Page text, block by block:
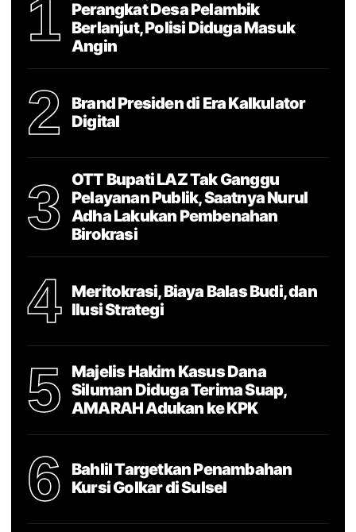
1
Perangkat Desa Pelambik
Berlanjut, Polisi Diduga Masuk
Angin
2
Brand Presiden di Era Kalkulator
Digital
3
OTT Bupati LAZ Tak Ganggu
Pelayanan Publik, Saatnya Nurul
Adha Lakukan Pembenahan
Birokrasi
4
Meritokrasi, Biaya Balas Budi, dan
Ilusi Strategi
5
Majelis Hakim Kasus Dana
Siluman Diduga Terima Suap,
AMARAH Adukan ke KPK
6
Bahlil Targetkan Penambahan
Kursi Golkar di Sulsel